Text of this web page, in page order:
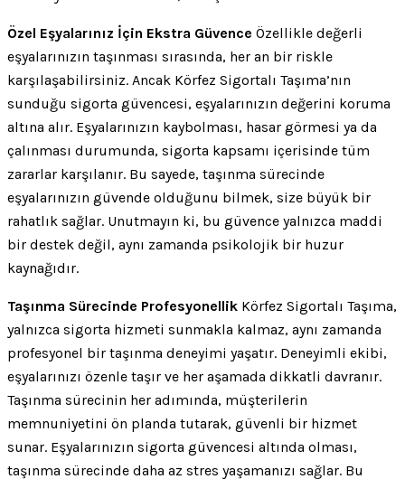
Özel Eşyalarınız İçin Ekstra Güvence Özellikle değerli
eşyalarınızın taşınması sırasında, her an bir riskle
karşılaşabilirsiniz. Ancak Körfez Sigortalı Taşıma’nın
sunduğu sigorta güvencesi, eşyalarınızın değerini koruma
altına alır. Eşyalarınızın kaybolması, hasar görmesi ya da
çalınması durumunda, sigorta kapsamı içerisinde tüm
zararlar karşılanır. Bu sayede, taşınma sürecinde
eşyalarınızın güvende olduğunu bilmek, size büyük bir
rahatlık sağlar. Unutmayın ki, bu güvence yalnızca maddi
bir destek değil, aynı zamanda psikolojik bir huzur
kaynağıdır.
Taşınma Sürecinde Profesyonellik Körfez Sigortalı Taşıma,
yalnızca sigorta hizmeti sunmakla kalmaz, aynı zamanda
profesyonel bir taşınma deneyimi yaşatır. Deneyimli ekibi,
eşyalarınızı özenle taşır ve her aşamada dikkatli davranır.
Taşınma sürecinin her adımında, müşterilerin
memnuniyetini ön planda tutarak, güvenli bir hizmet
sunar. Eşyalarınızın sigorta güvencesi altında olması,
taşınma sürecinde daha az stres yaşamanızı sağlar. Bu